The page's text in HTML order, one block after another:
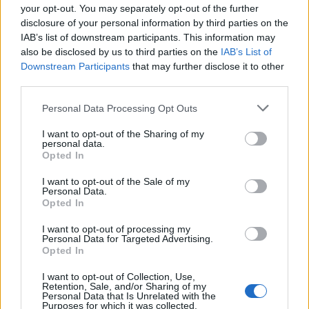
your opt-out. You may separately opt-out of the further
disclosure of your personal information by third parties on the
IAB’s list of downstream participants. This information may
also be disclosed by us to third parties on the IAB’s List of
Downstream Participants that may further disclose it to other
Personal Data Processing Opt Outs
I want to opt-out of the Sharing of my
personal data.
Opted In
I want to opt-out of the Sale of my
Personal Data.
Opted In
I want to opt-out of processing my
Personal Data for Targeted Advertising.
Opted In
I want to opt-out of Collection, Use,
Retention, Sale, and/or Sharing of my
Personal Data that Is Unrelated with the
Purposes for which it was collected.
Για τον ΟΠΕΚΕΠΕ: Αντιμετωπίζουμε το ζήτημα
με την απαιτούμενη αυστηρότητα και με
συγκεκριμένα δείγματα γραφής. Πήγαμε σε
δέσμευση περιουσιών για τα πρώτα 1.000 ΑΦΜ
από τα 6.000 που έχουν προτεραιοποιηθεί. Θα
ακολουθήσει η διερεύνηση των υπολοίπων και οι
αντίστοιχοι καταλογισμοί.
Για τις τιμές του ρεύματος
μειώσεις στις τιμές χονδρικής τον Αύγουστο που
είναι αποτέλεσμα των πρωτοβουλιών της
κυβέρνησης για να αρθούν δυσλειτουργίες στην
ενιαία ευρωπαϊκή αγορά ενέργειας και της
μεγάλης διείσδυσης των ανανεώσιμων πηγών που
παράγουν φθηνότερο ρεύμα. Οι μειώσεις αυτές
περνούν στις τιμές λιανικής το Σεπτέμβριο.